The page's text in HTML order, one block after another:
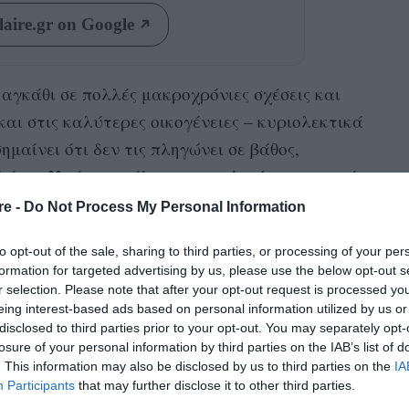
- Do Not Process My Personal Information
opt-out of the sale, sharing to third parties, or processing of your
for targeted advertising by us, please use the below opt-out
selection. Please note that after your opt-out request is processed
interest-based ads based on personal information utilized by us
to third parties prior to your opt-out. You may separately
of your personal information by third parties on the IAB’s list of
This information may also be disclosed by us to third parties on the
Participants that may further disclose it to other third parties.
on Google
σε πολλές μακροχρόνιες σχέσεις και
στις καλύτερες οικογένειες – κυριολεκτικά
ότι δεν τις πληγώνει σε βάθος,
Υπάρχει μάλιστα μιαηλικίαστην οποία
τη σύντροφό του, σύμφωνα με μια
τηςΝέας Υόρκηςκαι της
αντρικών προφίλ σε ιστοσελίδα γνωριμιών
ανακάλυψαν ότι η πιο «κρίσιμη» ηλικία
χρονιά μιας δεκαετίας της ζωής μας.